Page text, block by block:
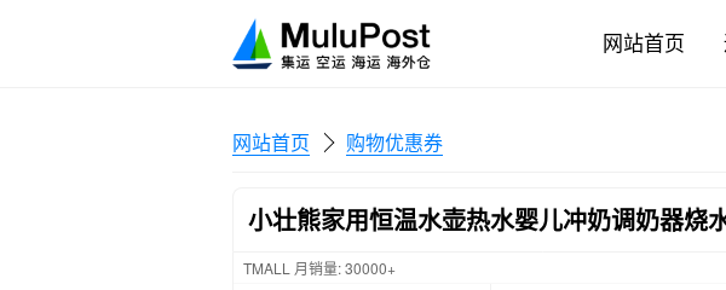
网站首页
网站首页 购物优惠券
小壮熊家用恒温水壶热水婴儿冲奶调奶器烧
TMALL 月销量: 30000+